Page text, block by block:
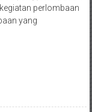
perlombaan
yang